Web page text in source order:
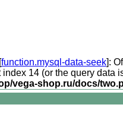
function.mysql-data-seek]:
index 14 (or the query data
vega-shop.ru/docs/